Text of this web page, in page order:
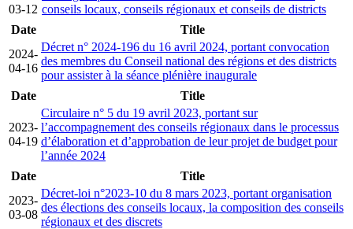
03-12 conseils locaux, conseils régionaux et conseils de districts
Date
Title
2024-
04-16
Décret n° 2024-196 du 16 avril 2024, portant convocation
des membres du Conseil national des régions et des districts
pour assister à la séance plénière inaugurale
Date
Title
2023-
04-19
Circulaire n° 5 du 19 avril 2023, portant sur
l’accompagnement des conseils régionaux dans le processus
d’élaboration et d’approbation de leur projet de budget pour
l’année 2024
Date
Title
2023-
03-08
Décret-loi n°2023-10 du 8 mars 2023, portant organisation
des élections des conseils locaux, la composition des conseils
régionaux et des discrets